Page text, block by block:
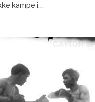
kampe i…